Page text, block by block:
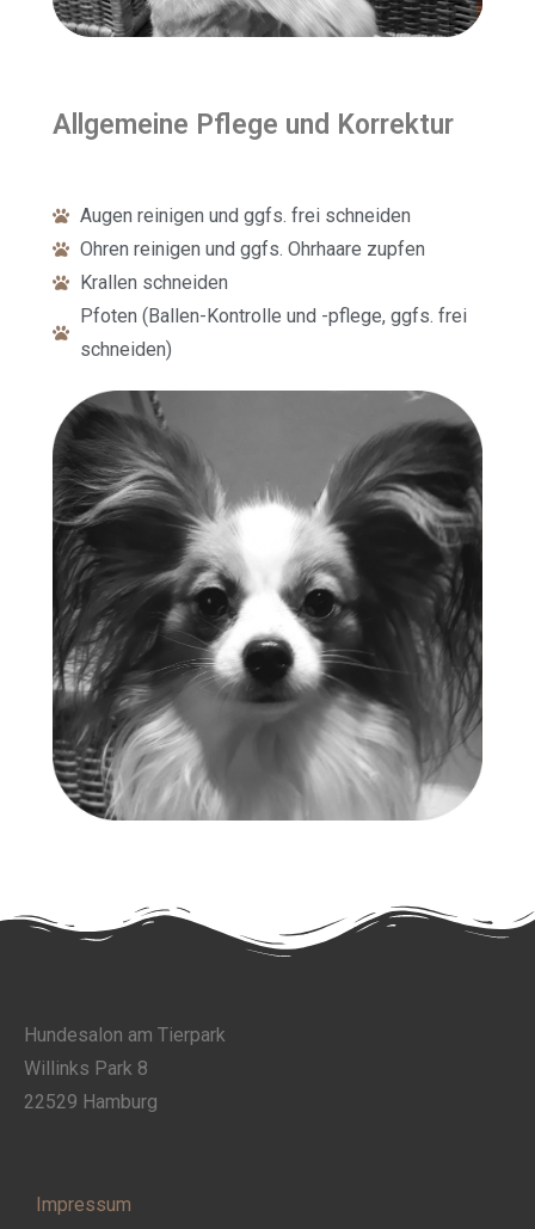
Allgemeine Pflege und Korrektur
Augen reinigen und ggfs. frei schneiden
Ohren reinigen und ggfs. Ohrhaare zupfen
Krallen schneiden
Pfoten (Ballen-Kontrolle und -pflege, ggfs. frei
schneiden)
Hundesalon am Tierpark
Willinks Park 8
22529 Hamburg
Impressum